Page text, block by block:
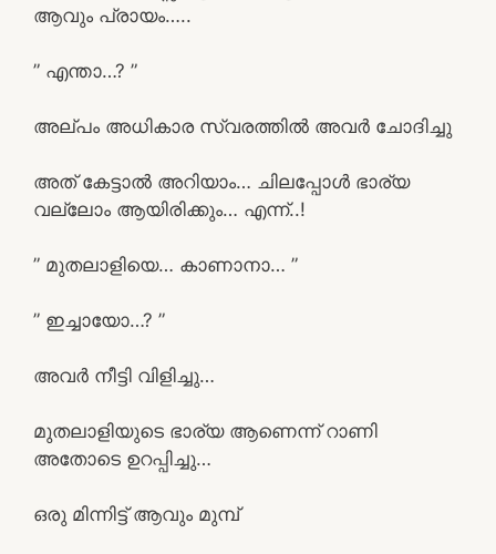
ആവും പ്രായം…..
” എന്താ…? ”
അല്പം അധികാര സ്വരത്തിൽ അവർ ചോദിച്ചു
അത് കേട്ടാൽ അറിയാം… ചിലപ്പോൾ ഭാര്യ
വല്ലോം ആയിരിക്കും… എന്ന്..!
” മുതലാളിയെ… കാണാനാ… ”
” ഇച്ചായോ…? ”
അവർ നീട്ടി വിളിച്ചു…
മുതലാളിയുടെ ഭാര്യ ആണെന്ന് റാണി
അതോടെ ഉറപ്പിച്ചു…
ഒരു മിന്നിട്ട് ആവും മുമ്പ്